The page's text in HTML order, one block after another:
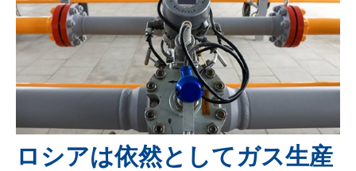
ロシアは依然としてガス生産